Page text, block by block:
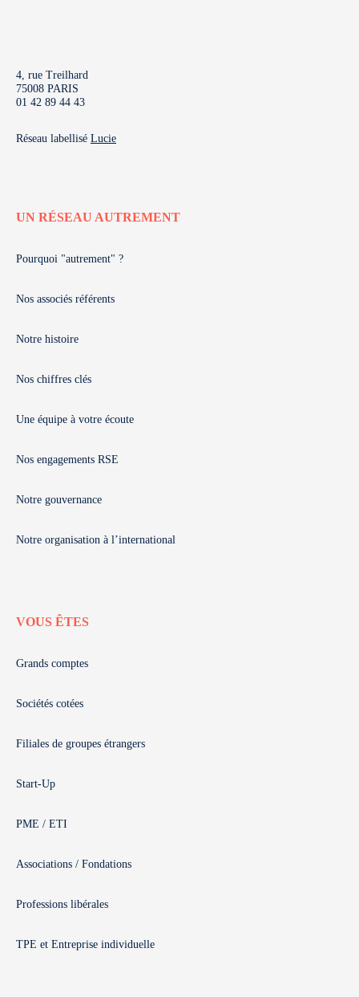
4, rue Treilhard
75008 PARIS
01 42 89 44 43
Réseau labellisé Lucie
UN RÉSEAU AUTREMENT
Pourquoi "autrement" ?
Nos associés référents
Notre histoire
Nos chiffres clés
Une équipe à votre écoute
Nos engagements RSE
Notre gouvernance
Notre organisation à l’international
VOUS ÊTES
Grands comptes
Sociétés cotées
Filiales de groupes étrangers
Start-Up
PME / ETI
Associations / Fondations
Professions libérales
TPE et Entreprise individuelle